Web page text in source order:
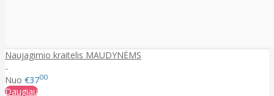
Naujagimio kraitelis MAUDYNĖMS
..
Nuo €3700
Daugiau